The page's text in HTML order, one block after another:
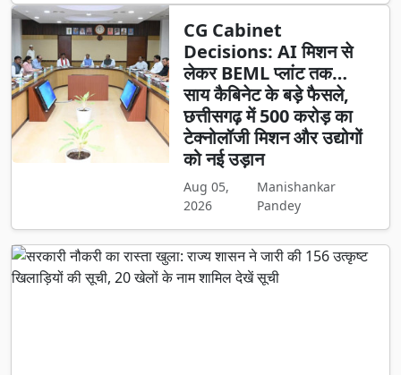
CG Cabinet
Decisions: AI मिशन से
लेकर BEML प्लांट तक…
साय कैबिनेट के बड़े फैसले,
छत्तीसगढ़ में 500 करोड़ का
टेक्नोलॉजी मिशन और उद्योगों
को नई उड़ान
Aug 05,
2026
Manishankar
Pandey